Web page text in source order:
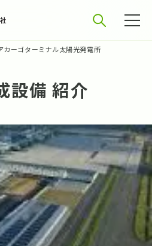
カーゴターミナル太陽光発電所
設備 紹介